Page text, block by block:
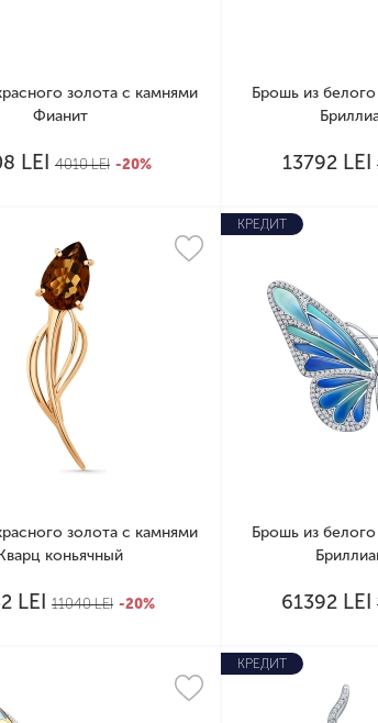
золота с камнями
Фианит
LEI 4010LEI -20%
Брошь из
13792 LEI
золота с камнями
коньячный
LEI 11040LEI -20%
КРЕДИТ
Брошь из
61392 LEI
КРЕДИТ